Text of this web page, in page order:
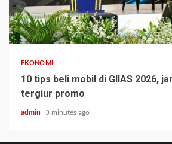
EKONOMI
10 tips beli mobil di GIIAS 2026,
tergiur promo
admin 3 minutes ago